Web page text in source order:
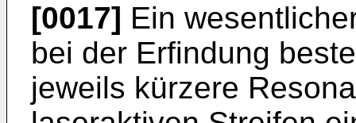
[0017] Ein
bei der Erfindung
jeweils kürzere